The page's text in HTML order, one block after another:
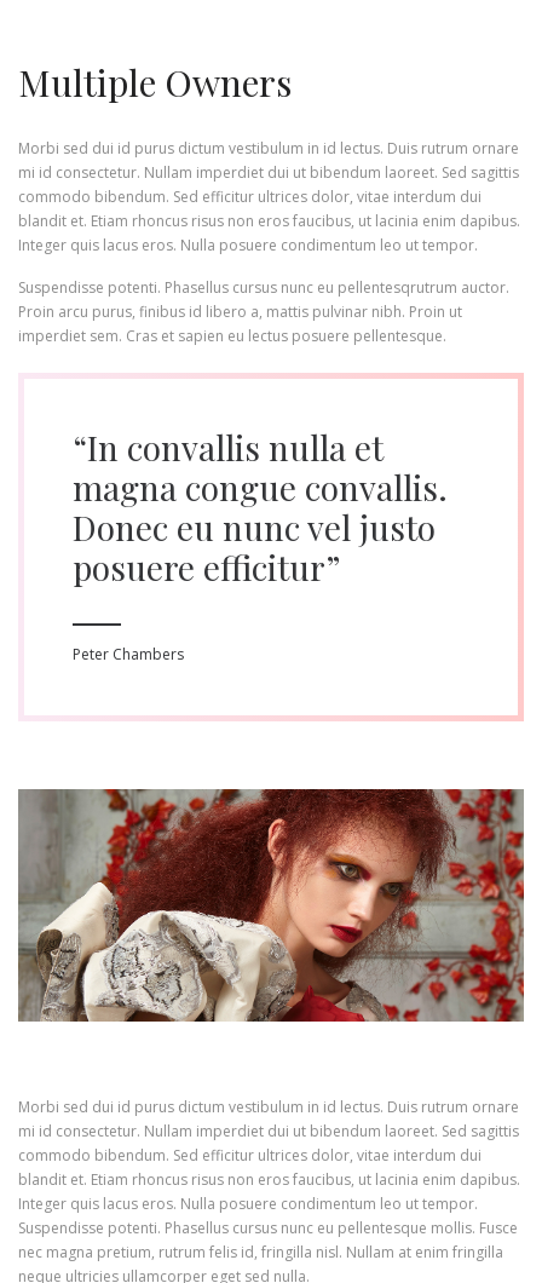
Multiple Owners
Morbi sed dui id purus dictum vestibulum in id lectus. Duis rutrum ornare
mi id consectetur. Nullam imperdiet dui ut bibendum laoreet. Sed sagittis
commodo bibendum. Sed efficitur ultrices dolor, vitae interdum dui
blandit et. Etiam rhoncus risus non eros faucibus, ut lacinia enim dapibus.
Integer quis lacus eros. Nulla posuere condimentum leo ut tempor.
Suspendisse potenti. Phasellus cursus nunc eu pellentesqrutrum auctor.
Proin arcu purus, finibus id libero a, mattis pulvinar nibh. Proin ut
imperdiet sem. Cras et sapien eu lectus posuere pellentesque.
“In convallis nulla et
magna congue convallis.
Donec eu nunc vel justo
posuere efficitur”
Peter Chambers
Morbi sed dui id purus dictum vestibulum in id lectus. Duis rutrum ornare
mi id consectetur. Nullam imperdiet dui ut bibendum laoreet. Sed sagittis
commodo bibendum. Sed efficitur ultrices dolor, vitae interdum dui
blandit et. Etiam rhoncus risus non eros faucibus, ut lacinia enim dapibus.
Integer quis lacus eros. Nulla posuere condimentum leo ut tempor.
Suspendisse potenti. Phasellus cursus nunc eu pellentesque mollis. Fusce
nec magna pretium, rutrum felis id, fringilla nisl. Nullam at enim fringilla
neque ultricies ullamcorper eget sed nulla.